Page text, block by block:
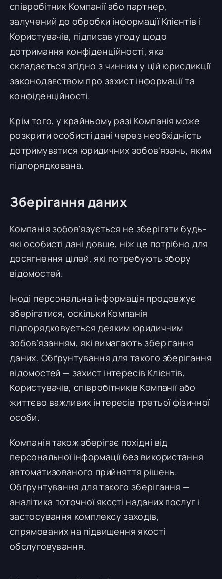
співробітник Компанії або партнер,
залучений до обробки інформації Клієнтів і
Користувачів, підписав угоду щодо
дотримання конфіденційності, яка
складається згідно з чинним у цій юрисдикції
законодавством про захист інформації та
конфіденційності.
Крім того, у крайньому разі Компанія може
розкрити особисті дані через необхідність
дотримуватися юридичних зобов'язань, яким
підпорядкована.
Зберігання даних
Компанія зобов'язується не зберігати будь-
які особисті дані довше, ніж це потрібно для
досягнення цілей, які потребують збору
відомостей.
Іноді персональна інформація продовжує
зберігатися, оскільки Компанія
підпорядковується деяким юридичним
зобов'язанням, які вимагають зберігання
даних. Обґрунтування для такого зберігання
відомостей — захист інтересів Клієнтів,
Користувачів, співробітників Компанії або
життєво важливих інтересів третьої фізичної
особи.
Компанія також зберігає похідні від
персональної інформації без використання
автоматизованого прийняття рішень.
Обґрунтування для такого зберігання —
аналітика поточної якості наданих послуг і
застосування комплексу заходів,
спрямованих на підвищення якості
обслуговування.